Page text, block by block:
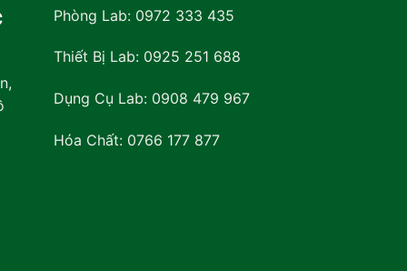
Phòng Lab: 0972 333 435
Thiết Bị Lab: 0925 251 688
Dụng Cụ Lab: 0908 479 967
Hóa Chất: 0766 177 877